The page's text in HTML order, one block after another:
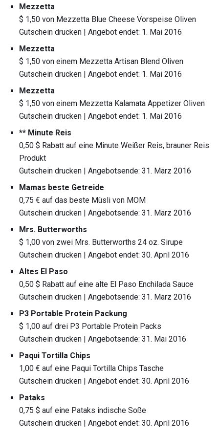
Mezzetta
$ 1,50 von Mezzetta Blue Cheese Vorspeise Oliven
Gutschein drucken | Angebot endet: 1. Mai 2016
Mezzetta
$ 1,50 von einem Mezzetta Artisan Blend Oliven
Gutschein drucken | Angebot endet: 1. Mai 2016
Mezzetta
$ 1,50 von einem Mezzetta Kalamata Appetizer Oliven
Gutschein drucken | Angebot endet: 1. Mai 2016
** Minute Reis
0,50 $ Rabatt auf eine Minute Weißer Reis, brauner Reis
Produkt
Gutschein drucken | Angebotsende: 31. März 2016
Mamas beste Getreide
0,75 € auf das beste Müsli von MOM
Gutschein drucken | Angebotsende: 31. März 2016
Mrs. Butterworths
$ 1,00 von zwei Mrs. Butterworths 24 oz. Sirupe
Gutschein drucken | Angebot endet: 30. April 2016
Altes El Paso
0,50 $ Rabatt auf eine alte El Paso Enchilada Sauce
Gutschein drucken | Angebotsende: 31. März 2016
P3 Portable Protein Packung
$ 1,00 auf drei P3 Portable Protein Packs
Gutschein drucken | Angebotsende: 31. Mai 2016
Paqui Tortilla Chips
1,00 € auf eine Paqui Tortilla Chips Tasche
Gutschein drucken | Angebot endet: 30. April 2016
Pataks
0,75 $ auf eine Pataks indische Soße
Gutschein drucken | Angebot endet: 30. April 2016